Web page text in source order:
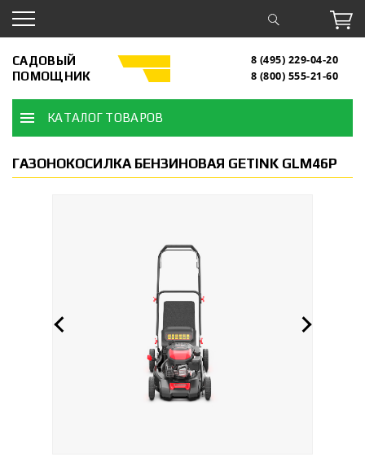
САДОВЫЙ
ПОМОЩНИК
8 (495) 229-04-20
8 (800) 555-21-60
КАТАЛОГ ТОВАРОВ
ГАЗОНОКОСИЛКА БЕНЗИНОВАЯ GETINK GLM46P